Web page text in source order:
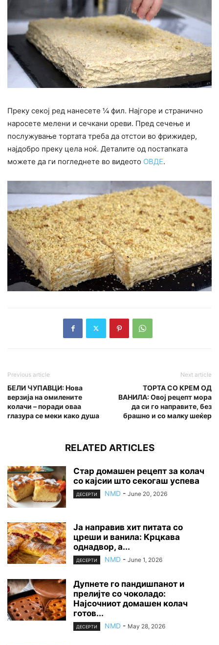
Преку секој ред нанесете ¼ фил. Најгоре и странично
наросете мелени и сечкани ореви. Пред сечење и
послужување тортата треба да отстои во фрижидер,
најдобро преку цела ноќ. Деталите од постапката
можете да ги погледнете во видеото ОВДЕ.
Previous article
БЕЛИ ЧУПАВЦИ: Нова
верзија на омилените
колачи – поради оваа
глазура се меки како душа
Next article
ТОРТА СО КРЕМ ОД
ВАНИЛА: Овој рецепт мора
да си го направите, без
брашно и со малку шеќер
RELATED ARTICLES
Стар домашен рецепт за колач
со кајсии што секогаш успева
ДЕСЕРТИ NMD - June 20, 2026
Ја направив хит питата со
цреши и ванила: Крцкава
однадвор, а...
ДЕСЕРТИ NMD - June 1, 2026
Дупнете го пандишпанот и
прелијте со чоколадо:
Најсочниот домашен колач
готов...
ДЕСЕРТИ NMD - May 28, 2026